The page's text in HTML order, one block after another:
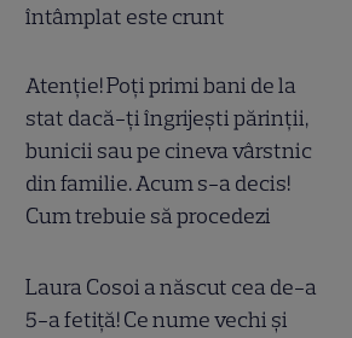
întâmplat este crunt
Atenție! Poți primi bani de la
stat dacă-ți îngrijești părinții,
bunicii sau pe cineva vârstnic
din familie. Acum s-a decis!
Cum trebuie să procedezi
Laura Cosoi a născut cea de-a
5-a fetiță! Ce nume vechi și